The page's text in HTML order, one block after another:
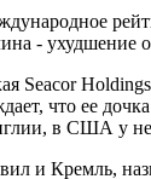
- ухудшение
Seacor
что ее
в США у
и Кремль,